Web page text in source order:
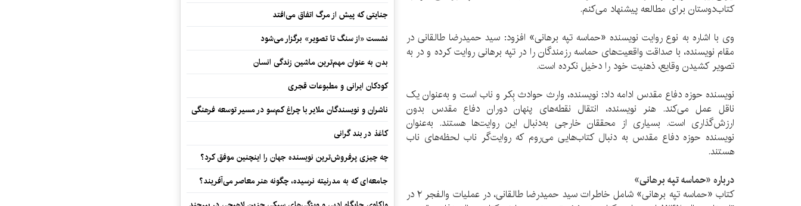
کتاب‌دوستان برای مطالعه پیشنهاد می‌کنم.
وی با اشاره به نوع روایت نویسنده «حماسه تپه‌ برهانی» افزود: سید حمید‌رضا طالقانی در
مقام نویسنده، با صداقت واقعیت‌های حماسه رزمندگان را در تپه برهانی روایت کرده و در به
تصویر کشیدن وقایع، ذهنیت خود را دخیل نکرده است.
نویسنده حوزه دفاع مقدس ادامه داد: نویسنده، وارث حوادث بِکر و ناب است و به‌عنوان یک
ناقل عمل می‌کند. هنر نویسنده، انتقال نقطه‌های پنهان دوران دفاع مقدس بدون
ارزش‌گذاری است. بسیاری از محققان خارجی به‌دنبال این روایت‌ها هستند. به‌عنوان
نویسنده حوزه دفاع مقدس به دنبال کتاب‌هایی می‌روم که روایت‌گر ناب لحظه‌های ناب
هستند.
درباره «حماسه تپه برهانی»
کتاب «حماسه تپه‌ برهانی» شامل خاطرات سید حمیدرضا طالقانی، در عملیات والفجر ۲ در
جنایتی که پیش از مرگ اتفاق می‌افتد
نشست «از سنگ تا تصویر» برگزار می‌شود
بدن به عنوان مهم‌ترین ماشین زندگی انسان
کودکان ایرانی و مطبوعات قجری
ناشران و نویسندگان ملایر با چراغ کم‌سو در مسیر توسعه فرهنگی
کاغذ در بند گرانی
چه چیزی پرفروش‌ترین نویسنده جهان را اینچنین موفق کرد؟
جامعه‌ای که به مدرنیته نرسیده، چگونه هنر معاصر می‌آفریند؟